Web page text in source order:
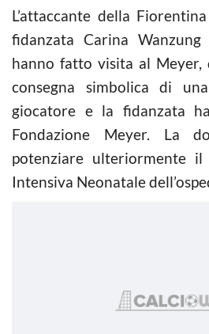
L’attaccante della
fidanzata Carina
hanno fatto visita al Meyer,
consegna simbolica di
giocatore e la fidanzata
Fondazione Meyer. La
potenziare ulteriormente
Intensiva Neonatale